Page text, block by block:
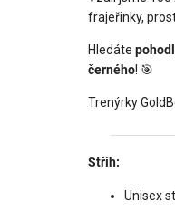
frajeřinky,
Hledáte
černého! 🎯
Trenýrky
Střih:
Unisex